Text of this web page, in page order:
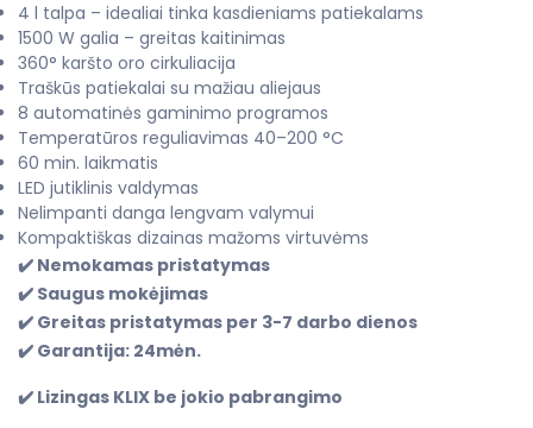
4 l talpa – idealiai tinka kasdieniams patiekalams
1500 W galia – greitas kaitinimas
360° karšto oro cirkuliacija
Traškūs patiekalai su mažiau aliejaus
8 automatinės gaminimo programos
Temperatūros reguliavimas 40–200 °C
60 min. laikmatis
LED jutiklinis valdymas
Nelimpanti danga lengvam valymui
Kompaktiškas dizainas mažoms virtuvėms
✔️ Nemokamas pristatymas
✔️ Saugus mokėjimas
✔️ Greitas pristatymas per 3-7 darbo dienos
✔️ Garantija: 24mėn.
✔️ Lizingas KLIX be jokio pabrangimo